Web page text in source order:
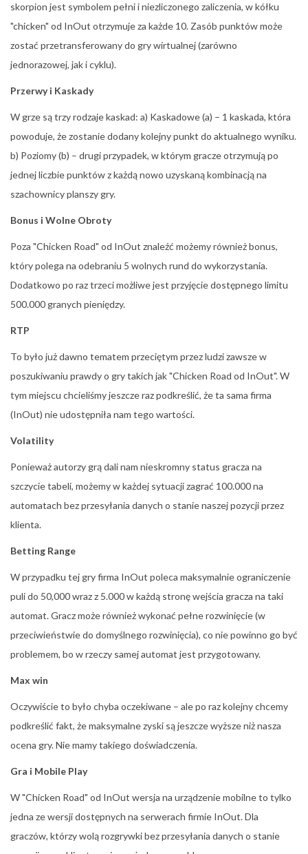
skorpion jest symbolem pełni i niezliczonego zaliczenia, w kółku
"chicken" od InOut otrzymuje za każde 10. Zasób punktów może
zostać przetransferowany do gry wirtualnej (zarówno
jednorazowej, jak i cyklu).
Przerwy i Kaskady
W grze są trzy rodzaje kaskad: a) Kaskadowe (a) – 1 kaskada, która
powoduje, że zostanie dodany kolejny punkt do aktualnego wyniku.
b) Poziomy (b) – drugi przypadek, w którym gracze otrzymują po
jednej liczbie punktów z każdą nowo uzyskaną kombinacją na
szachownicy planszy gry.
Bonus i Wolne Obroty
Poza "Chicken Road" od InOut znaleźć możemy również bonus,
który polega na odebraniu 5 wolnych rund do wykorzystania.
Dodatkowo po raz trzeci możliwe jest przyjęcie dostępnego limitu
500.000 granych pieniędzy.
RTP
To było już dawno tematem przeciętym przez ludzi zawsze w
poszukiwaniu prawdy o gry takich jak "Chicken Road od InOut". W
tym miejscu chcieliśmy jeszcze raz podkreślić, że ta sama firma
(InOut) nie udostępniła nam tego wartości.
Volatility
Ponieważ autorzy grą dali nam nieskromny status gracza na
szczycie tabeli, możemy w każdej sytuacji zagrać 100.000 na
automatach bez przesyłania danych o stanie naszej pozycji przez
klienta.
Betting Range
W przypadku tej gry firma InOut poleca maksymalnie ograniczenie
puli do 50,000 wraz z 5.000 w każdą stronę wejścia gracza na taki
automat. Gracz może również wykonać pełne rozwinięcie (w
przeciwieństwie do domyślnego rozwinięcia), co nie powinno go być
problemem, bo w rzeczy samej automat jest przygotowany.
Max win
Oczywiście to było chyba oczekiwane – ale po raz kolejny chcemy
podkreślić fakt, że maksymalne zyski są jeszcze wyższe niż nasza
ocena gry. Nie mamy takiego doświadczenia.
Gra i Mobile Play
W "Chicken Road" od InOut wersja na urządzenie mobilne to tylko
jedna ze wersji dostępnych na serwerach firmie InOut. Dla
graczów, którzy wolą rozgrywki bez przesyłania danych o stanie